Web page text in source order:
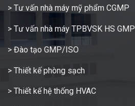
> Tư vấn nhà máy mỹ phẩm CGMP
> Tư vấn nhà máy TPBVSK HS GMP
> Đào tạo GMP/ISO
> Thiết kế phòng sạch
> Thiết kế hệ thống HVAC